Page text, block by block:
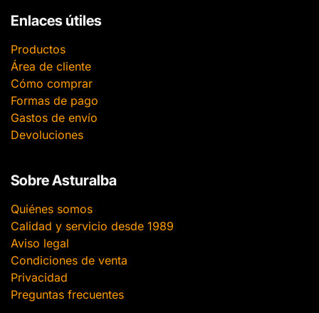
Enlaces útiles
Productos
Área de cliente
Cómo comprar
Formas de pago
Gastos de envío
Devoluciones
Sobre Asturalba
Quiénes somos
Calidad y servicio desde 1989
Aviso legal
Condiciones de venta
Privacidad
Preguntas frecuentes